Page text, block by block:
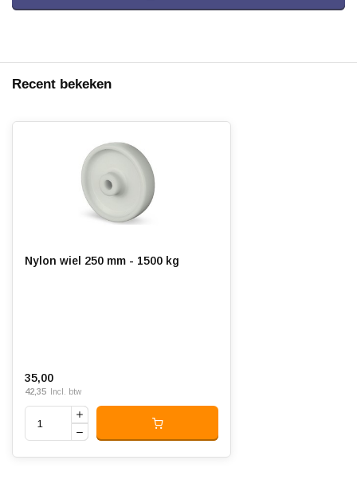
Recent bekeken
Nylon wiel 250 mm - 1500 kg
35,00
42,35 Incl. btw